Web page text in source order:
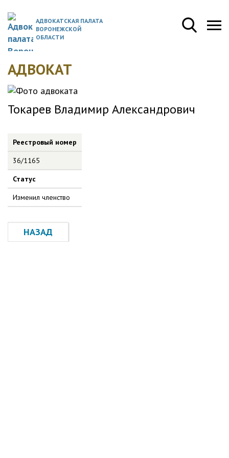
АДВОКАТСКАЯ ПАЛАТА
ВОРОНЕЖСКОЙ
ОБЛАСТИ
АДВОКАТ
Токарев Владимир Александрович
Реестровый номер
36/1165
Статус
Изменил членство
НАЗАД